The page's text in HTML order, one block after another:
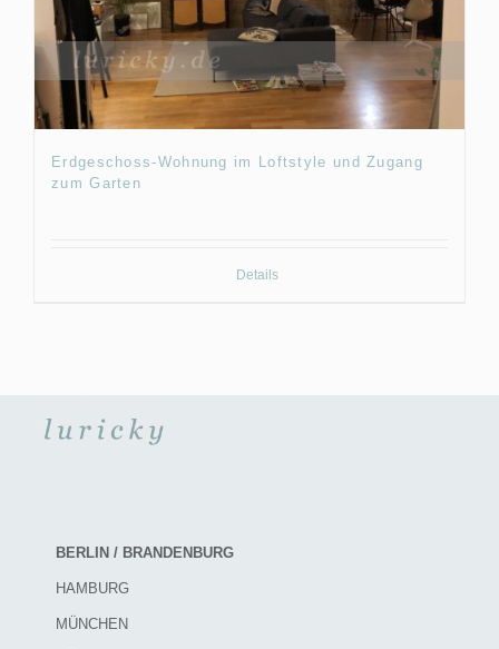
Erdgeschoss-Wohnung im Loftstyle und Zugang
zum Garten
Details
BERLIN / BRANDENBURG
HAMBURG
MÜNCHEN